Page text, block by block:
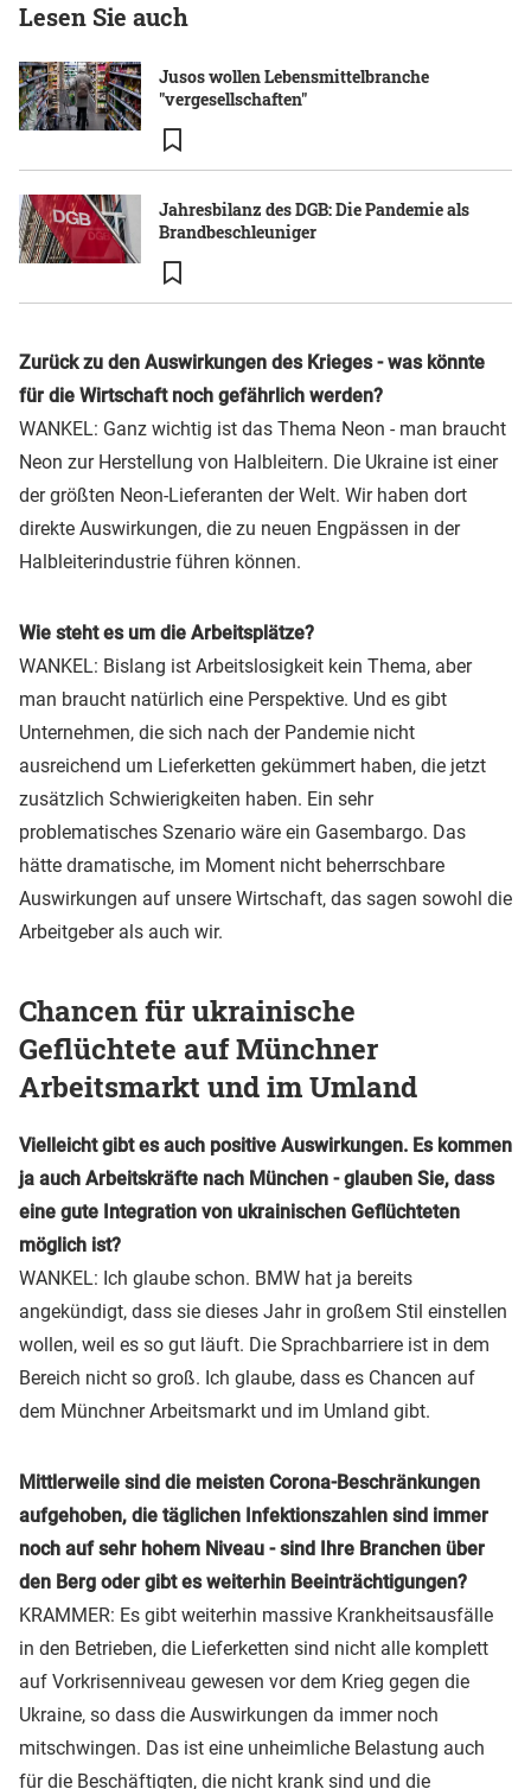
Lesen Sie auch
Jusos wollen Lebensmittelbranche
"vergesellschaften"
Jahresbilanz des DGB: Die Pandemie als
Brandbeschleuniger
Zurück zu den Auswirkungen des Krieges - was könnte
für die Wirtschaft noch gefährlich werden?
WANKEL: Ganz wichtig ist das Thema Neon - man braucht
Neon zur Herstellung von Halbleitern. Die Ukraine ist einer
der größten Neon-Lieferanten der Welt. Wir haben dort
direkte Auswirkungen, die zu neuen Engpässen in der
Halbleiterindustrie führen können.
Wie steht es um die Arbeitsplätze?
WANKEL: Bislang ist Arbeitslosigkeit kein Thema, aber
man braucht natürlich eine Perspektive. Und es gibt
Unternehmen, die sich nach der Pandemie nicht
ausreichend um Lieferketten gekümmert haben, die jetzt
zusätzlich Schwierigkeiten haben. Ein sehr
problematisches Szenario wäre ein Gasembargo. Das
hätte dramatische, im Moment nicht beherrschbare
Auswirkungen auf unsere Wirtschaft, das sagen sowohl die
Arbeitgeber als auch wir.
Chancen für ukrainische
Geflüchtete auf Münchner
Arbeitsmarkt und im Umland
Vielleicht gibt es auch positive Auswirkungen. Es kommen
ja auch Arbeitskräfte nach München - glauben Sie, dass
eine gute Integration von ukrainischen Geflüchteten
möglich ist?
WANKEL: Ich glaube schon. BMW hat ja bereits
angekündigt, dass sie dieses Jahr in großem Stil einstellen
wollen, weil es so gut läuft. Die Sprachbarriere ist in dem
Bereich nicht so groß. Ich glaube, dass es Chancen auf
dem Münchner Arbeitsmarkt und im Umland gibt.
Mittlerweile sind die meisten Corona-Beschränkungen
aufgehoben, die täglichen Infektionszahlen sind immer
noch auf sehr hohem Niveau - sind Ihre Branchen über
den Berg oder gibt es weiterhin Beeinträchtigungen?
KRAMMER: Es gibt weiterhin massive Krankheitsausfälle
in den Betrieben, die Lieferketten sind nicht alle komplett
auf Vorkrisenniveau gewesen vor dem Krieg gegen die
Ukraine, so dass die Auswirkungen da immer noch
mitschwingen. Das ist eine unheimliche Belastung auch
für die Beschäftigten, die nicht krank sind und die